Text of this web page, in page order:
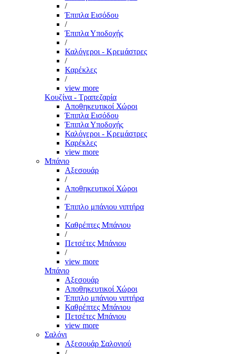
/
Έπιπλα Εισόδου
/
Έπιπλα Υποδοχής
/
Καλόγεροι - Κρεμάστρες
/
Καρέκλες
/
view more
Κουζίνα - Τραπεζαρία
Αποθηκευτικοί Χώροι
Έπιπλα Εισόδου
Έπιπλα Υποδοχής
Καλόγεροι - Κρεμάστρες
Καρέκλες
view more
Μπάνιο
Αξεσουάρ
/
Αποθηκευτικοί Χώροι
/
Έπιπλο μπάνιου νιπτήρα
/
Καθρέπτες Μπάνιου
/
Πετσέτες Μπάνιου
/
view more
Μπάνιο
Αξεσουάρ
Αποθηκευτικοί Χώροι
Έπιπλο μπάνιου νιπτήρα
Καθρέπτες Μπάνιου
Πετσέτες Μπάνιου
view more
Σαλόνι
Αξεσουάρ Σαλονιού